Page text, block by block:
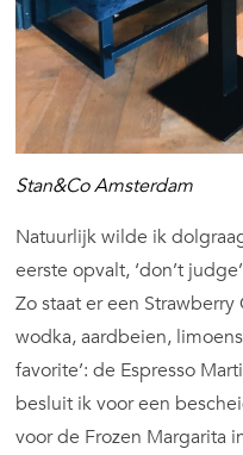
Stan&Co Amsterdam
Natuurlijk wilde ik
eerste opvalt, ‘don’t
Zo staat er een
wodka, aardbeien,
favorite’: de Espresso
besluit ik voor een
voor de Frozen Margarita